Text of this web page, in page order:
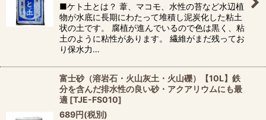
■ケト土とは？ 葦、マコモ、水性の苔など水辺植
物が水底に長期にわたって堆積し泥炭化した粘土
状の土です。 腐植が進んでいるので色は黒く、粘
土のように粘性があります。 繊維がまだ残ってお
り保水力…
富士砂（溶岩石・火山灰土・火山礫）【10L】鉄
分を含んだ排水性の良い砂・アクアリウムにも最
適 [TJE-FS010]
689円(税別)